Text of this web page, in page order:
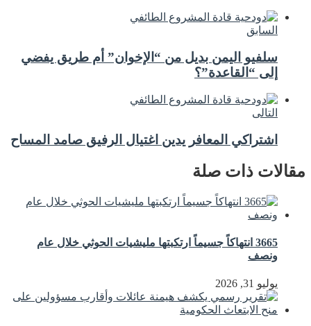
السابق
سلفيو اليمن بديل من “الإخوان” أم طريق يفضي
إلى “القاعدة”؟
التالى
اشتراكي المعافر يدين اغتيال الرفيق صامد المساح
مقالات ذات صلة
3665 انتهاكاً جسيماً ارتكبتها مليشيات الحوثي خلال عام
ونصف
يوليو 31, 2026